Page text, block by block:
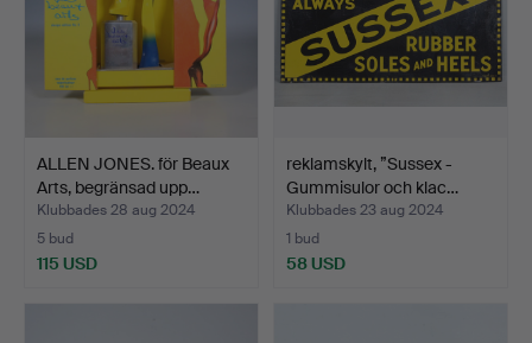
ALLEN JONES. för Beaux
Arts, begränsad upp…
Klubbades 28 aug 2024
5 bud
115 USD
reklamskylt, ”Sussex -
Gummisulor och klac…
Klubbades 23 aug 2024
1 bud
58 USD